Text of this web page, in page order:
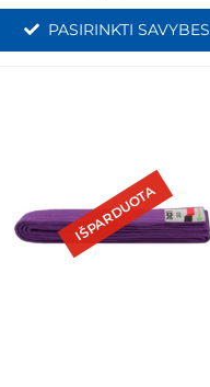
PASIRINKTI SAVYBES
IŠPARDUOTA